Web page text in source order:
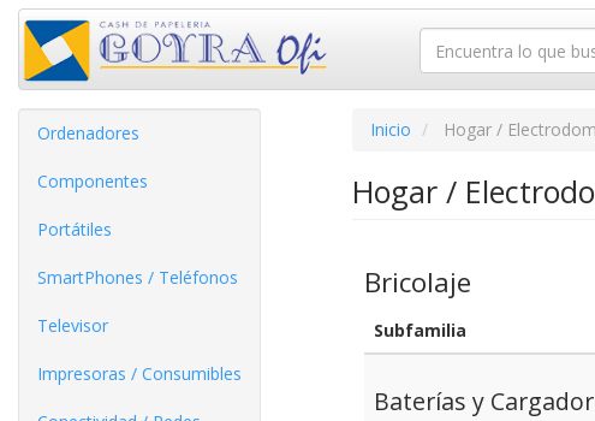
Ordenadores
Componentes
Portátiles
SmartPhones / Teléfonos
Televisor
Impresoras / Consumibles
Inicio Hogar /
Hogar /
Bricolaje
Subfamilia
Baterías y